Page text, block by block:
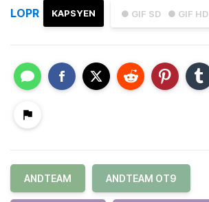
● GIF SD ● GIF HD
KAPSYEN
LOPR
ANDTEAM ANDTEAM OT9